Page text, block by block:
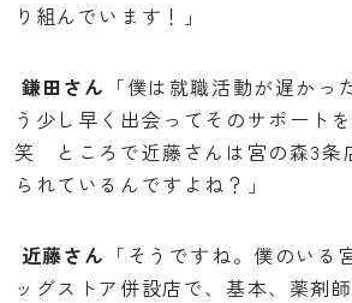
り組んでいます！」
鎌田さん 「僕は就職活動が遅かっ
う少し早く出会ってそのサポート
笑 ところで近藤さんは宮の森3条
られているんですよね？」
近藤さん 「そうですね。僕のいる
ッグストア併設店で、基本、薬剤